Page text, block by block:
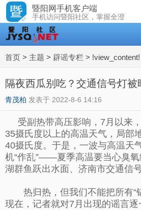
暨阳网手机客户端
手机访问暨阳社区，掌握全澄
首页 > 主题 > 辟谣专栏 > !view_content!
隔夜西瓜别吃？交通信号灯被
青茂柏 发表于 2022-8-6 14:16
受副热带高压影响，7月以来
35摄氏度以上的高温天气，局部
40摄氏度。于是，一波与高温天
机“作乱”——夏季高温要当心臭氧
湖群鱼跃出水面、济南市交通
热归热，但我们不能把所有“锅
现在，记者就对7月出现的谣言